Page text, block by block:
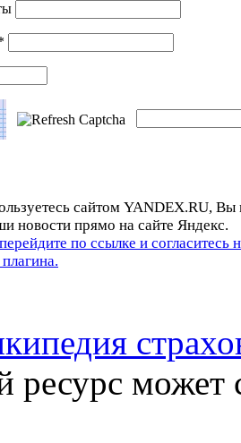
сайтом YANDEX.RU, Вы
новости прямо на сайте Яндекс.
по ссылке и согласитесь
ресурс может